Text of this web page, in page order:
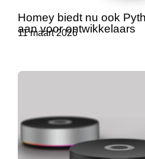
Homey biedt nu ook
aan voor ontwikkelaars
11 maart 2026